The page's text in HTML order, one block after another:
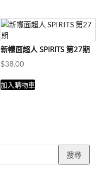
新幪面超人 SPIRITS 第27期
$38.00
加入購物車
搜尋